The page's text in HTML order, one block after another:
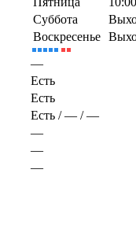
Суббота
Воскресенье
—
Есть
Есть
Есть / — / —
—
—
—